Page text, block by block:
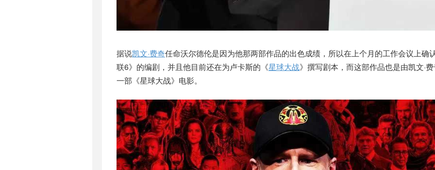
据说凯文·费奇任命沃尔德伦是因为他那两部作品的出色成绩，所以在上个月的工作会议上确
联6》的编剧，并且他目前还在为卢卡斯的《星球大战》撰写剧本，而这部作品也是由凯文·
一部《星球大战》电影。